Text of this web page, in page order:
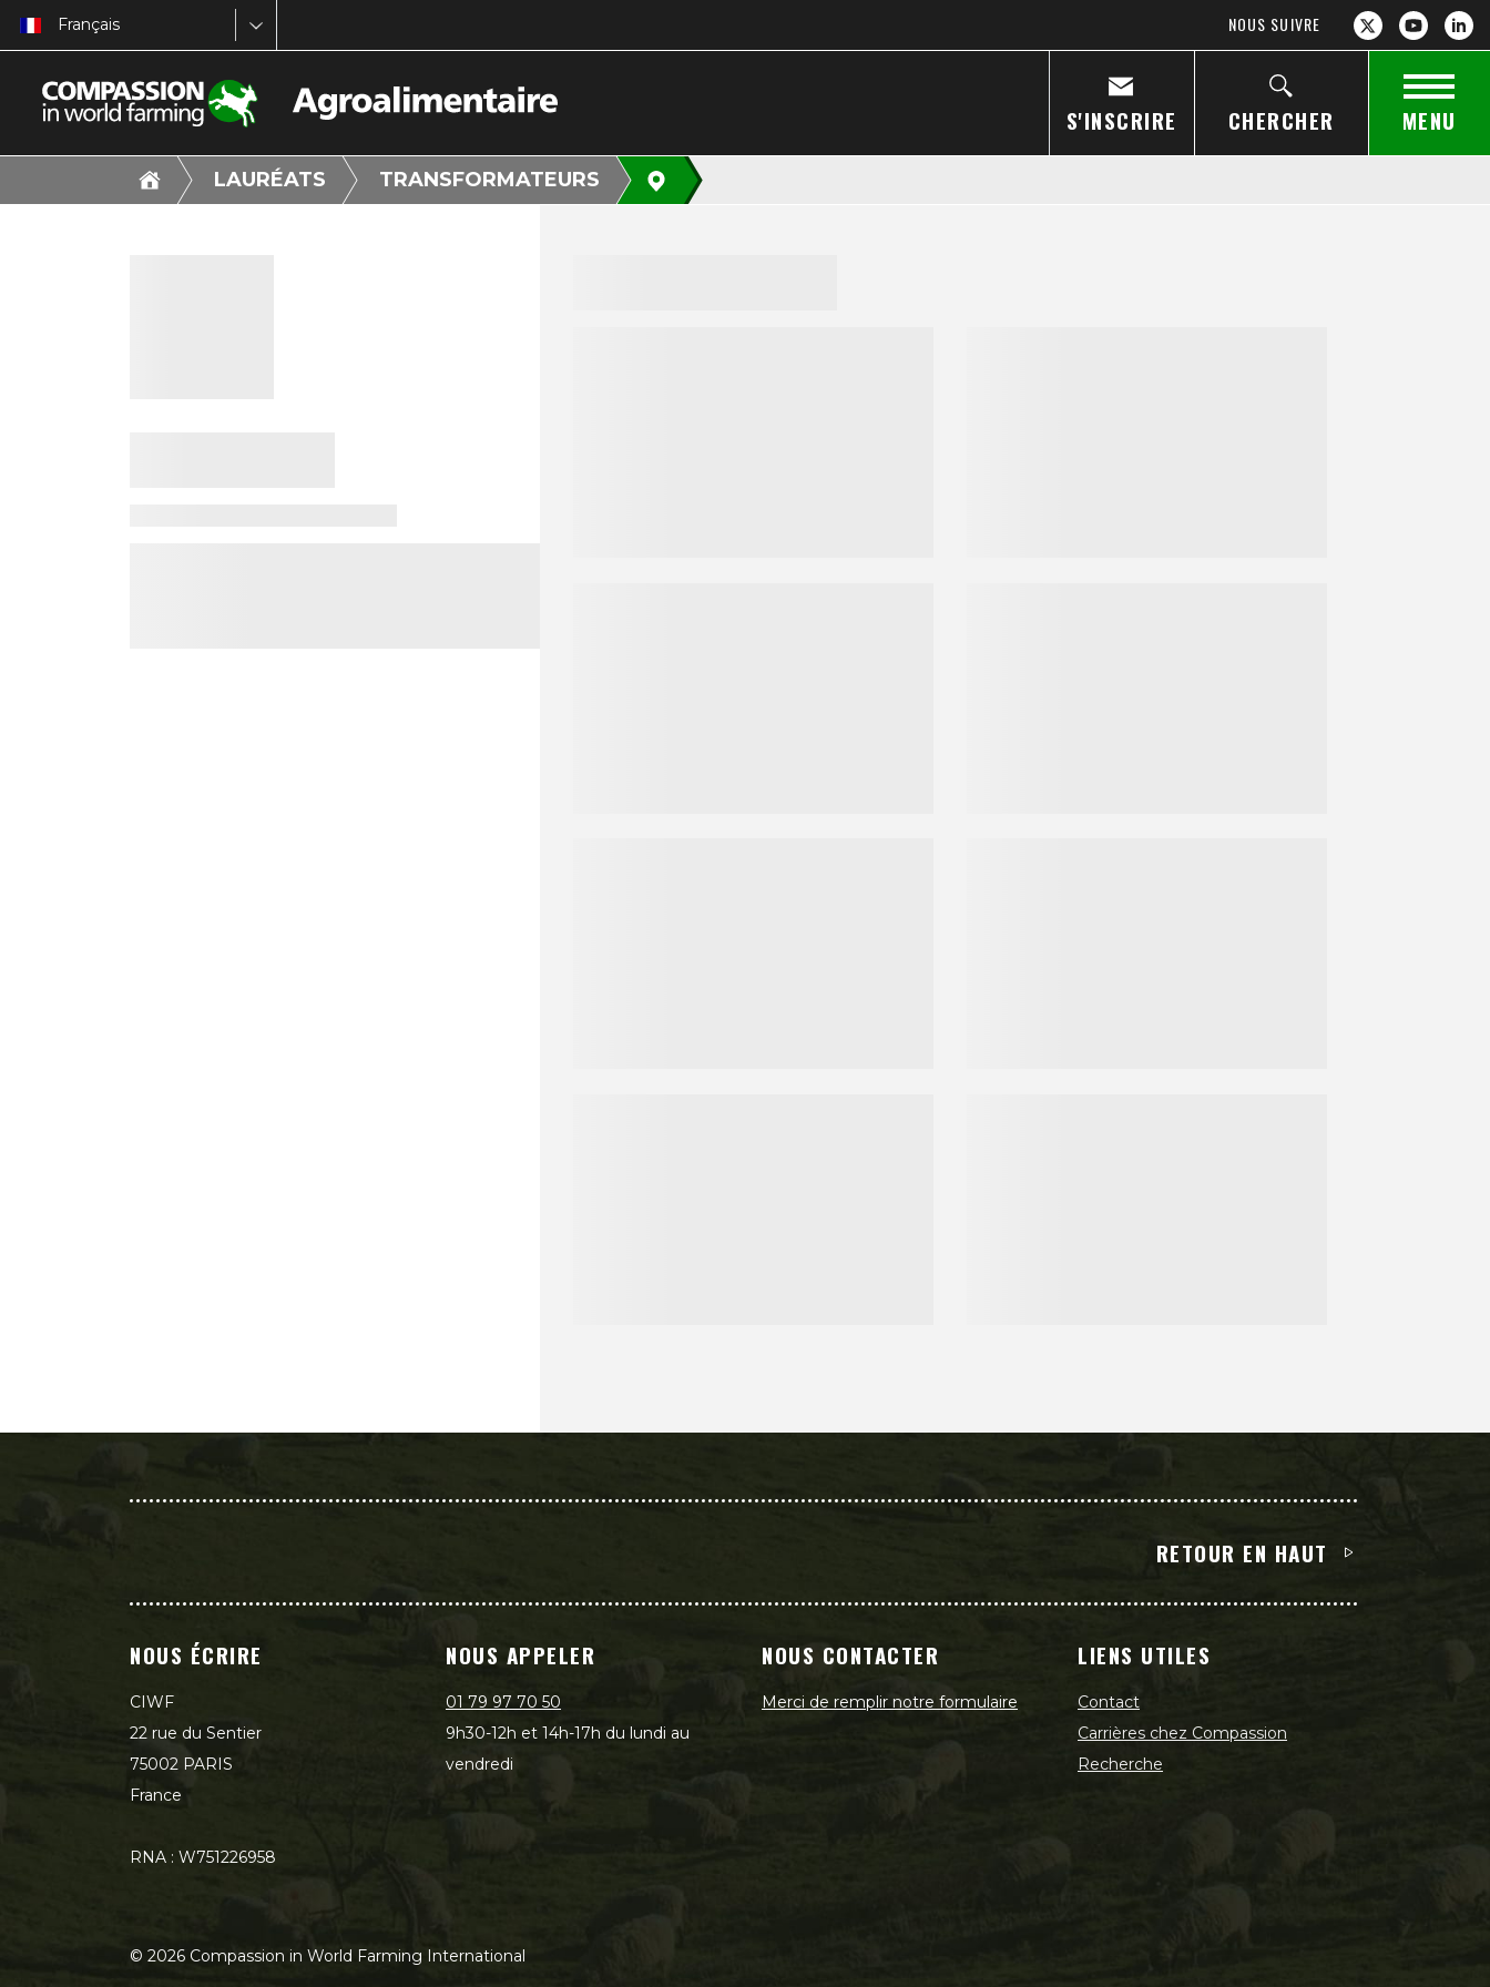
Français NOUS SUIVRE
S'INSCRIRE CHERCHER MENU
LAURÉATS TRANSFORMATEURS
RETOUR EN HAUT
NOUS ÉCRIRE
CIWF
22 rue du Sentier
75002 PARIS
France
RNA : W751226958
NOUS APPELER
01 79 97 70 50
9h30-12h et 14h-17h du lundi au
vendredi
NOUS CONTACTER
Merci de remplir notre formulaire
LIENS UTILES
Contact
Carrières chez Compassion
Recherche
© 2026 Compassion in World Farming International